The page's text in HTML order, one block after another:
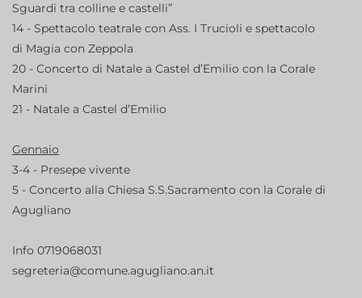
Sguardi tra colline e castelli”
14 - Spettacolo teatrale con Ass. I Trucioli e spettacolo
di Magia con Zeppola
20 - Concerto di Natale a Castel d’Emilio con la Corale
Marini
21 - Natale a Castel d’Emilio
Gennaio
3-4 - Presepe vivente
5 - Concerto alla Chiesa S.S.Sacramento con la Corale di
Agugliano
Info 0719068031
segreteria@comune.agugliano.an.it